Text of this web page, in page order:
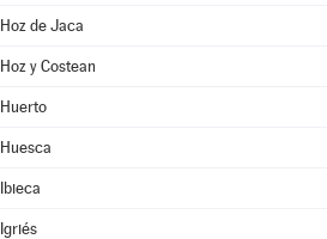
Hoz de Jaca
Hoz y Costean
Huerto
Huesca
Ibieca
Igriés